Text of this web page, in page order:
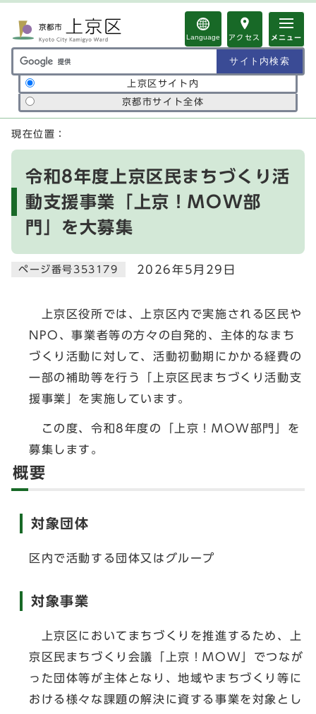
Language アクセス メニュー
サイト内検索の範囲
上京区サイト内
京都市サイト全体
ここから本文です
現在位置：
令和8年度上京区民まちづくり活
動支援事業「上京！MOW部
門」を大募集
ページ番号353179 2026年5月29日
上京区役所では、上京区内で実施される区民や
NPO、事業者等の方々の自発的、主体的なまち
づくり活動に対して、活動初動期にかかる経費の
一部の補助等を行う「上京区民まちづくり活動支
援事業」を実施しています。
この度、令和8年度の「上京！MOW部門」を
募集します。
概要
対象団体
区内で活動する団体又はグループ
対象事業
上京区においてまちづくりを推進するため、上
京区民まちづくり会議「上京！MOW」でつなが
った団体等が主体となり、地域やまちづくり等に
おける様々な課題の解決に資する事業を対象とし